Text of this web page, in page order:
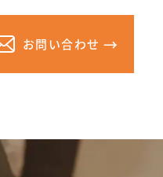
お問い合わせ